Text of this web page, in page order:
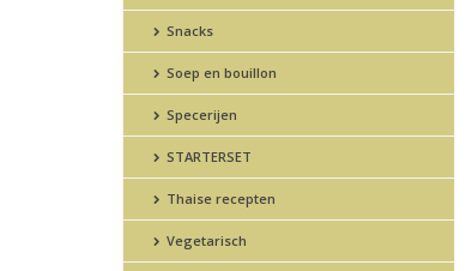
Snacks
Soep en bouillon
Specerijen
STARTERSET
Thaise recepten
Vegetarisch